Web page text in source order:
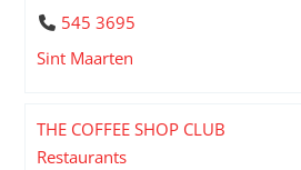
545 3695
Sint Maarten
THE COFFEE SHOP CLUB
Restaurants